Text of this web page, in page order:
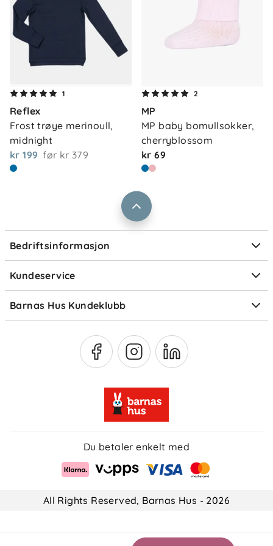
1
Reflex
Frost trøye merinoull,
midnight
kr 199 før kr 379
2
MP
MP baby bomullsokker,
cherryblossom
kr 69
Bedriftsinformasjon
Om oss
Våre butikker
Vårt samfunnsansvar
Jobbe i Barnas Hus
Størrelsesguider
Kundeservice
Kontakt oss
Frakt og levering
Retur og reklamasjon
Ofte stilte spørsmål
Om Klarna
Barnas Hus Kundeklubb
Medlemsvilkår
Du betaler enkelt med
All Rights Reserved, Barnas Hus - 2026